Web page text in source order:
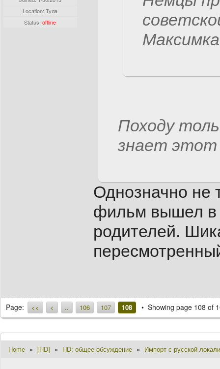
Location: Тула
Status:offline
Походу
знает
Однозначно не
фильм вышел в
родителей.
Page: << < .. 106 107 108 Showing page 108 of
Home » [HD] » HD: общее обсуждение » Импорт с русской